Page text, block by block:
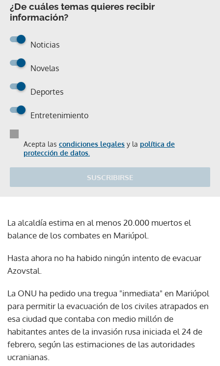
¿De cuáles temas quieres recibir
información?
Noticias
Novelas
Deportes
Entretenimiento
Acepta las condiciones legales y la política de
protección de datos.
SUSCRIBIRSE
La alcaldía estima en al menos 20.000 muertos el
balance de los combates en Mariúpol.
Hasta ahora no ha habido ningún intento de evacuar
Azovstal.
La ONU ha pedido una tregua "inmediata" en Mariúpol
para permitir la evacuación de los civiles atrapados en
esa ciudad que contaba con medio millón de
habitantes antes de la invasión rusa iniciada el 24 de
febrero, según las estimaciones de las autoridades
ucranianas.